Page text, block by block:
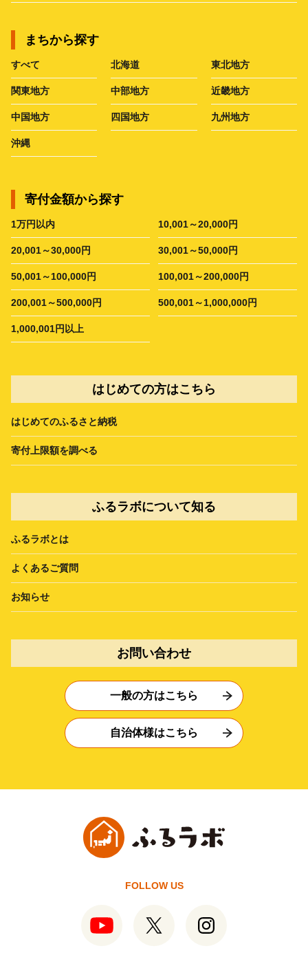
まちから探す
すべて 北海道 東北地方
関東地方 中部地方 近畿地方
中国地方 四国地方 九州地方
沖縄
寄付金額から探す
1万円以内 10,001～20,000円
20,001～30,000円 30,001～50,000円
50,001～100,000円 100,001～200,000円
200,001～500,000円 500,001～1,000,000円
1,000,001円以上
はじめての方はこちら
はじめてのふるさと納税
寄付上限額を調べる
ふるラボについて知る
ふるラボとは
よくあるご質問
お知らせ
お問い合わせ
一般の方はこちら
自治体様はこちら
FOLLOW US